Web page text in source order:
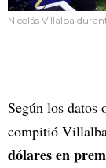
Nicolás Villalba
Según los datos
compitió
dólares en